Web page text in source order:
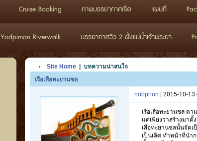
Cruise Booking ภาพบรรยากาศเรือ แผนที่
Yodpiman Riverwalk บรรยากาศวิว 2 ฝั่งแม่น้ำเจ้าพระยา
Site Home| บทความน่าสนใจ
เรือเสือทะยานชล
nobphon | 2015-10-
เรือเสือทะยานชล ต
แต่เพียงว่าสร้างมาตั้
เสือทะยานชลนั้นจัดเ
เป็นเลิศ ทำหน้าที่นำ